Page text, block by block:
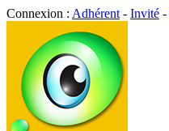
Connexion : Adhérent - Invité -